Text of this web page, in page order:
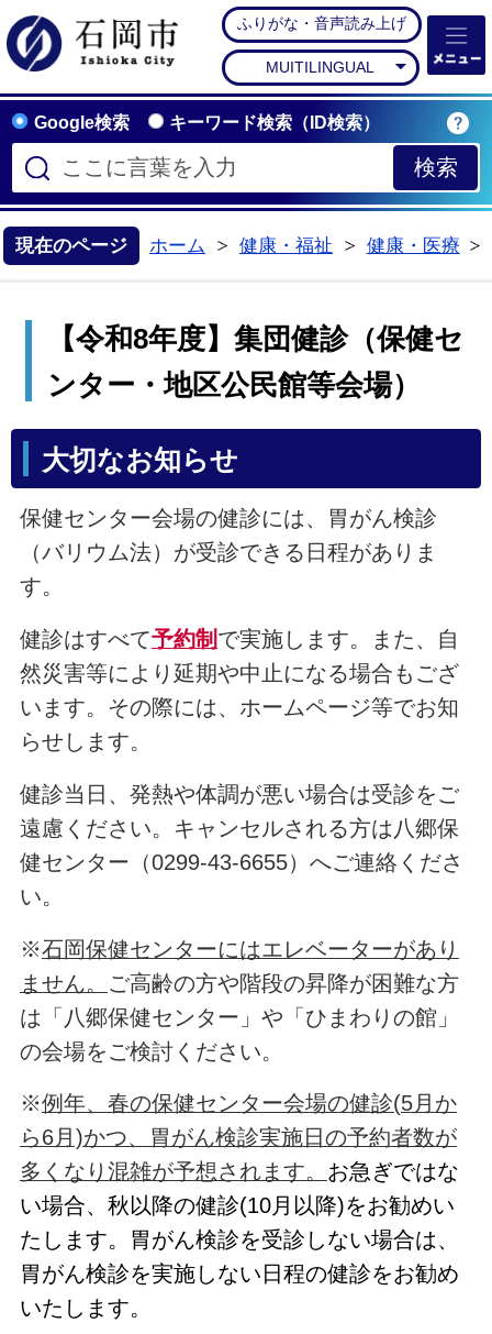
石岡市公式ホームペー
ふりがな・音声読み上げ
MUITILINGUAL
Google検索 キーワード検索（ID検索）
現在のページ ホーム
健康・福祉
健康・医療
【令和8年度】集団健診（保健セ
ンター・地区公民館等会場）
大切なお知らせ
保健センター会場の健診には、胃がん検診
（バリウム法）が受診できる日程がありま
す。
健診はすべて予約制 で実施します。また、自
然災害等により延期や中止になる場合もござ
います。その際には、ホームページ等でお知
らせします。
健診当日、発熱や体調が悪い場合は受診をご
遠慮ください。キャンセルされる方は八郷保
健センター（0299-43-6655）へご連絡くださ
い。
※石岡保健センターにはエレベーターがあり
ません。 ご高齢の方や階段の昇降が困難な方
は「八郷保健センター」や「ひまわりの館」
の会場をご検討ください。
※例年、春の保健センター会場の健診(5月か
ら6月)かつ、胃がん検診実施日の予約者数が
多くなり混雑が予想されます。 お急ぎではな
い場合、秋以降の健診(10月以降)をお勧めい
たします。胃がん検診を受診しない場合は、
胃がん検診を実施しない日程の健診をお勧め
いたします。